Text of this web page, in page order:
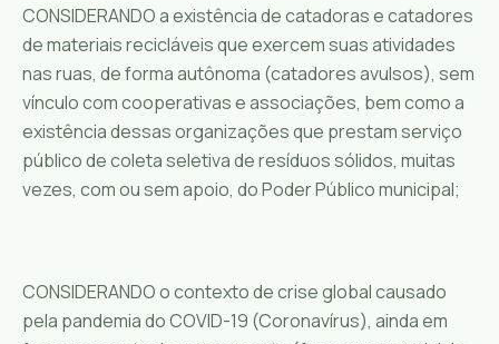
CONSIDERANDO a existência de catadoras e catadores
de materiais recicláveis que exercem suas atividades
nas ruas, de forma autônoma (catadores avulsos), sem
vínculo com cooperativas e associações, bem como a
existência dessas organizações que prestam serviço
público de coleta seletiva de resíduos sólidos, muitas
vezes, com ou sem apoio, do Poder Público municipal;
CONSIDERANDO o contexto de crise global causado
pela pandemia do COVID-19 (Coronavírus), ainda em